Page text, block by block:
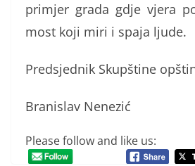
primjer grada gdje vjera
most koji miri i spaja ljude.
Predsjednik Skupštine
Branislav Nenezić
Please follow and like us: